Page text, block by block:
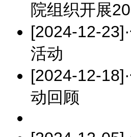
院组织开展
[2024-12-23]·
活动
[2024-12-18]·
动回顾